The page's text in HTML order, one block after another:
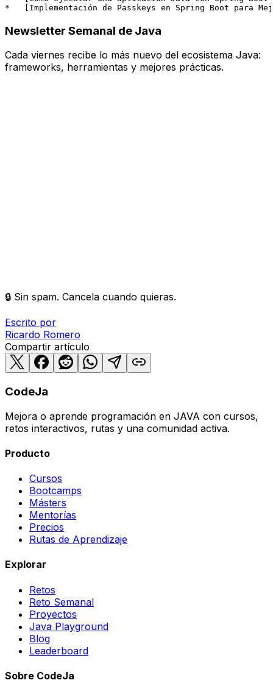
*
Implementación de Passkeys en Spring Boot para
Newsletter Semanal de Java
Cada viernes recibe lo más nuevo del ecosistema Java:
frameworks, herramientas y mejores prácticas.
🔒 Sin spam. Cancela cuando quieras.
Escrito por
Ricardo Romero
Compartir artículo
CodeJa
Mejora o aprende programación en JAVA con cursos,
retos interactivos, rutas y una comunidad activa.
Producto
Cursos
Bootcamps
Másters
Mentorías
Precios
Rutas de Aprendizaje
Explorar
Retos
Reto Semanal
Proyectos
Java Playground
Blog
Leaderboard
Sobre CodeJa